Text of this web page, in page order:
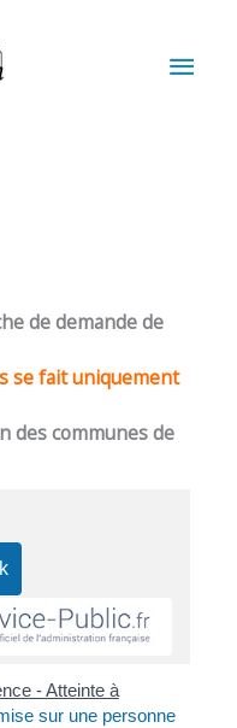
de demande de
se fait uniquement
des communes de
- Atteinte à
sur une personne